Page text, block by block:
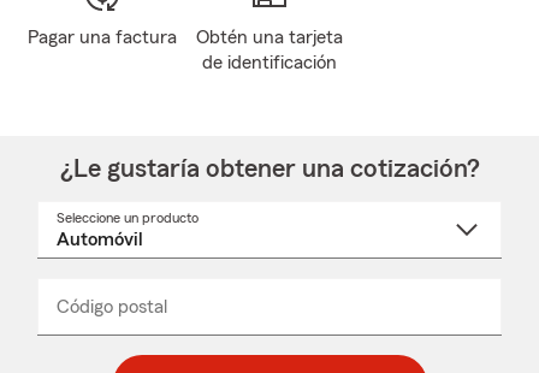
Pagar una factura
Obtén una tarjeta
de identificación
¿Le gustaría obtener una cotización?
Seleccione un producto
desplegable
Código postal
_____